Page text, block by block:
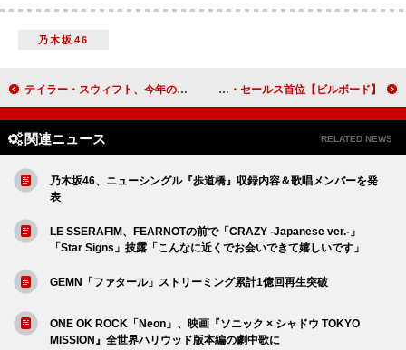
乃木坂46
テイラー・スウィフト、今年の誕生日にMV舞台裏動画をひっそりと公開 【ビルボード】King & Prince『Re:ERA』23万枚超えでアルバム・セールス首位
関連ニュース RELATED NEWS
乃木坂46、ニューシングル『歩道橋』収録内容＆歌唱メンバーを発
表
LE SSERAFIM、FEARNOTの前で「CRAZY -Japanese ver.-」
「Star Signs」披露「こんなに近くでお会いできて嬉しいです」
GEMN「ファタール」ストリーミング累計1億回再生突破
ONE OK ROCK「Neon」、映画『ソニック × シャドウ TOKYO
MISSION』全世界ハリウッド版本編の劇中歌に